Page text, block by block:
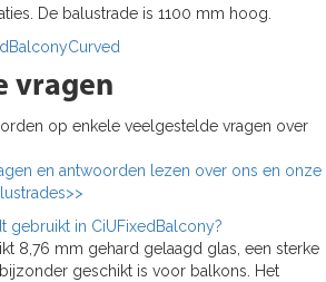
De balustrade is 1100 mm hoog.
vragen
op enkele veelgestelde vragen over
en antwoorden lezen over ons en onze
gebruikt in CiUFixedBalcony?
8,76 mm gehard gelaagd glas, een sterke
geschikt is voor balkons. Het